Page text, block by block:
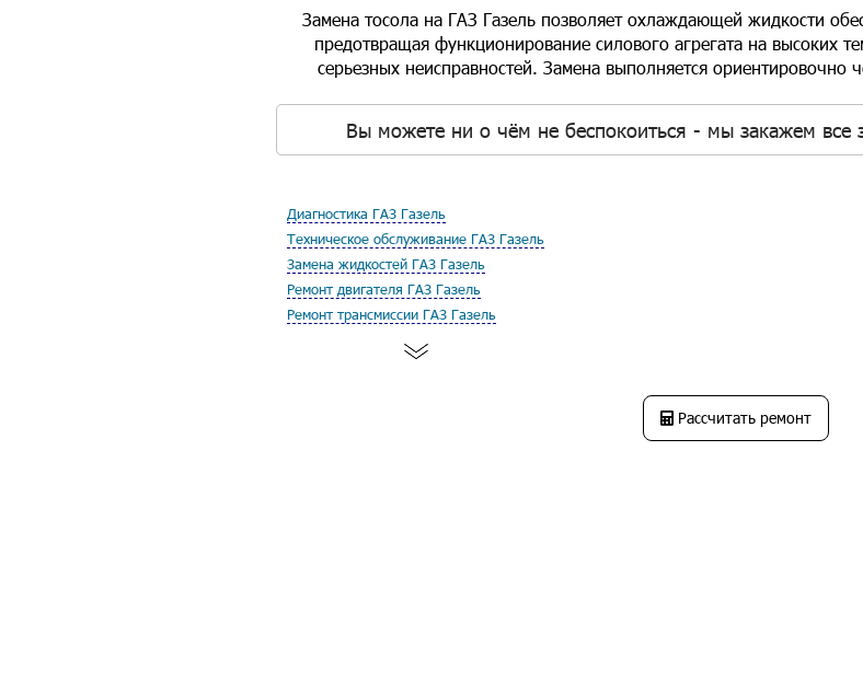
Замена тосола на ГАЗ Газель позволяет охлаждающей жидкости
предотвращая функционирование силового агрегата на высоких
серьезных неисправностей. Замена выполняется
Вы можете ни о чём не беспокоиться - мы закажем все
Диагностика ГАЗ Газель
Техническое обслуживание ГАЗ Газель
Замена жидкостей ГАЗ Газель
Ремонт двигателя ГАЗ Газель
Ремонт трансмиссии ГАЗ Газель
Рассчитать ремонт